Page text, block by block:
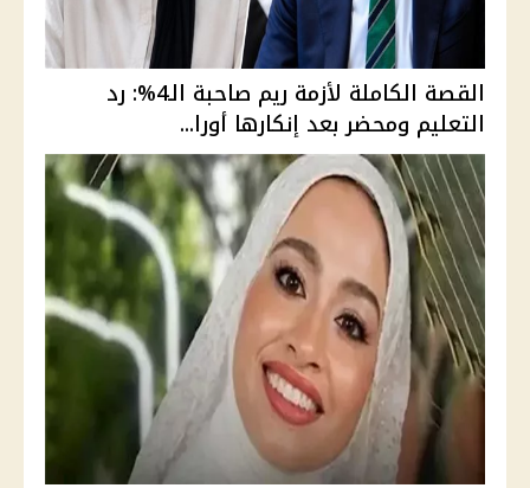
القصة الكاملة لأزمة ريم صاحبة الـ4%: رد
التعليم ومحضر بعد إنكارها أورا...